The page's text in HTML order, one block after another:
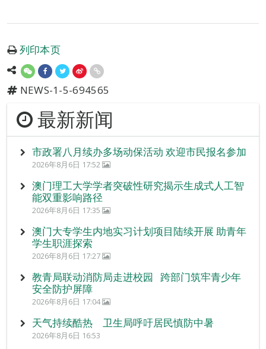
列印本页
NEWS-1-5-694565
最新新闻
市政署八月续办多场动保活动 欢迎市民报名参加
2026年8月6日 17:52
澳门理工大学学者突破性研究揭示生成式人工智
能双重影响路径
2026年8月6日 17:35
澳门大专学生内地实习计划项目陆续开展 助青年
学生职涯探索
2026年8月6日 17:27
教青局联动消防局走进校园 跨部门筑牢青少年
安全防护屏障
2026年8月6日 17:04
天气持续酷热 卫生局呼吁居民慎防中暑
2026年8月6日 16:53